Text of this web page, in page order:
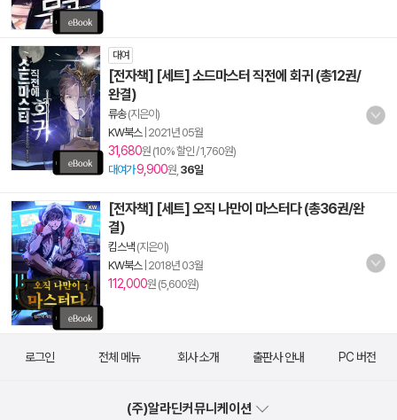
대여
[전자책] [세트] 소드마스터 직전에 회귀 (총12권/
완결)
류송(지은이)
KW북스| 2021년 05월
31,680원 (10% 할인 / 1,760원)
대여가9,900원, 36일
[전자책] [세트] 오직 나만이 마스터다 (총36권/완
결)
킴스낵 (지은이)
KW북스| 2018년 03월
112,000원 (5,600원)
로그인 전체 메뉴 회사 소개 출판사 안내 PC 버전
(주)알라딘커뮤니케이션